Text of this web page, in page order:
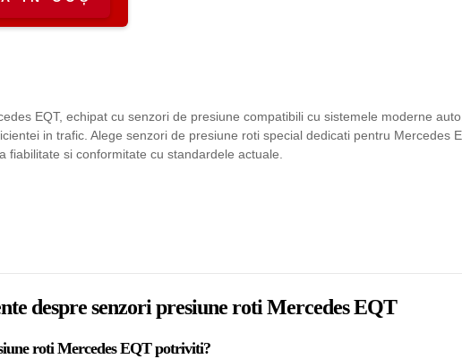
EQT, echipat cu senzori de presiune compatibili cu sistemele moderne
in trafic. Alege senzori de presiune roti special dedicati pentru
fiabilitate si conformitate cu standardele actuale.
despre senzori presiune roti Mercedes EQT
roti Mercedes EQT potriviti?